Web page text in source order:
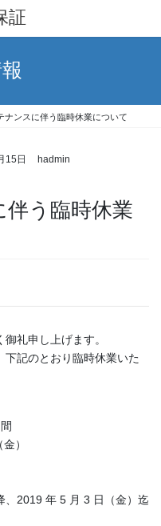
証
ナンスに伴う臨時休業について
15日 hadmin
う臨時休業
礼申し上げます。
下記のとおり臨時休業いた
）
2019 年 5 月 3 日（金）迄